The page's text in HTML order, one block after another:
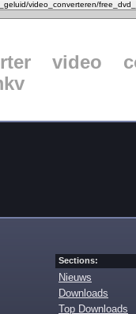
video
Sections:
Nieuws
Downloads
Top Downloads